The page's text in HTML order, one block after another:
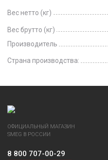
Вес нетто (кг)
Вес брутто (кг)
Производитель
Страна производства:
ОФИЦИАЛЬНЫЙ МАГАЗИН
SMEG В РОССИИ
8 800 707-00-29